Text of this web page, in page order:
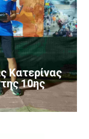
Κατερίνας
10ης